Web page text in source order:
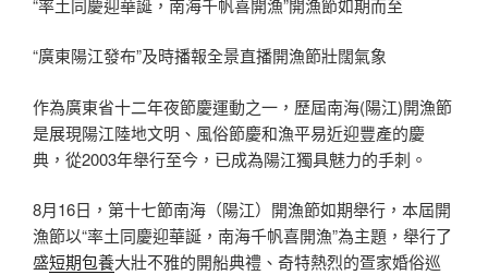
“率土同慶迎華誕，南海千帆喜開漁”開漁節如期而至
“廣東陽江發布”及時播報全景直播開漁節壯闊氣象
作為廣東省十二年夜節慶運動之一，歷屆南海(陽江)開漁節
是展現陽江陸地文明、風俗節慶和漁平易近迎豐產的慶
典，從2003年舉行至今，已成為陽江獨具魅力的手刺。
8月16日，第十七節南海（陽江）開漁節如期舉行，本屆開
漁節以“率土同慶迎華誕，南海千帆喜開漁”為主題，舉行了
盛短期包養大壯不雅的開船典禮、奇特熱烈的疍家婚俗巡